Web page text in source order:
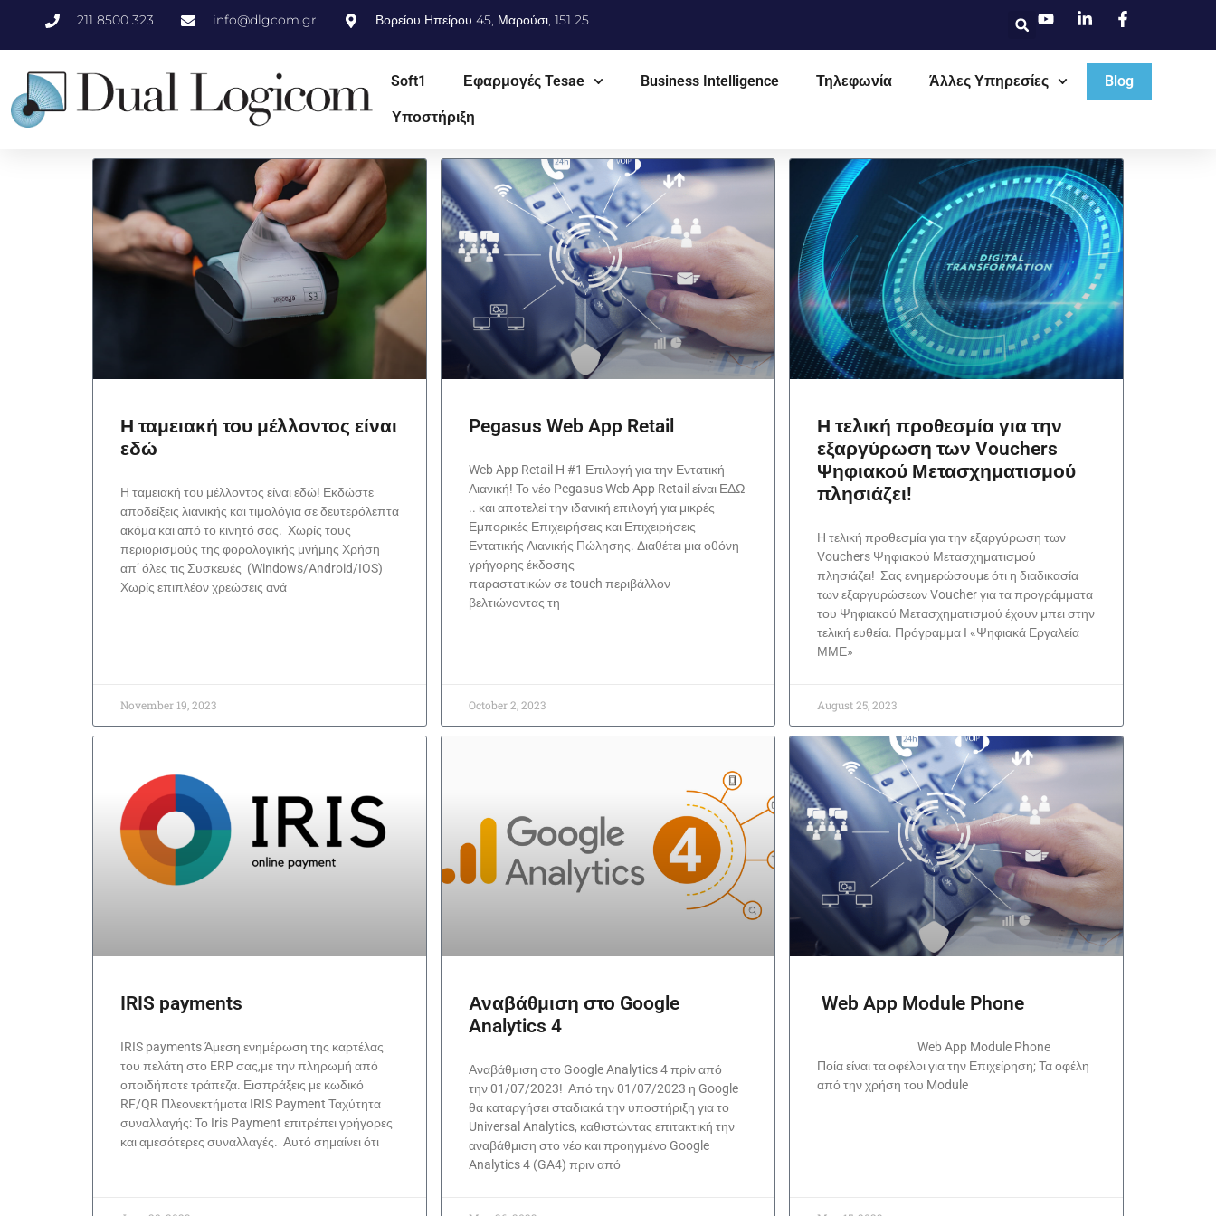
211 8500 323 info@dlgcom.gr Βορείου Ηπείρου 45, Μαρούσι, 151 25
Soft1 Εφαρμογές Tesae Business Intelligence Τηλεφωνία Άλλες Υπηρεσίες Blog
Υποστήριξη
Η ταμειακή του μέλλοντος είναι
εδώ
Η ταμειακή του μέλλοντος είναι εδώ! Εκδώστε
αποδείξεις λιανικής και τιμολόγια σε δευτερόλεπτα
ακόμα και από το κινητό σας. Χωρίς τους
περιορισμούς της φορολογικής μνήμης Χρήση
απ’ όλες τις Συσκευές (Windows/Android/IOS)
Χωρίς επιπλέον χρεώσεις ανά
November 19, 2023
Pegasus Web App Retail
Web App Retail Η #1 Επιλογή για την Εντατική
Λιανική! Το νέο Pegasus Web App Retail είναι ΕΔΩ
.. και αποτελεί την ιδανική επιλογή για μικρές
Εμπορικές Επιχειρήσεις και Επιχειρήσεις
Εντατικής Λιανικής Πώλησης. Διαθέτει μια οθόνη
γρήγορης έκδοσης
παραστατικών σε touch περιβάλλον
βελτιώνοντας τη
October 2, 2023
Η τελική προθεσμία για την
εξαργύρωση των Vouchers
Ψηφιακού Μετασχηματισμού
πλησιάζει!
Η τελική προθεσμία για την εξαργύρωση των
Vouchers Ψηφιακού Μετασχηματισμού
πλησιάζει! Σας ενημερώσουμε ότι η διαδικασία
των εξαργυρώσεων Voucher για τα προγράμματα
του Ψηφιακού Μετασχηματισμού έχουν μπει στην
τελική ευθεία. Πρόγραμμα I «Ψηφιακά Εργαλεία
ΜΜΕ»
August 25, 2023
IRIS payments
IRIS payments Άμεση ενημέρωση της καρτέλας
του πελάτη στο ERP σας,με την πληρωμή από
οποιδήποτε τράπεζα. Εισπράξεις με κωδικό
RF/QR Πλεονεκτήματα IRIS Payment Ταχύτητα
συναλλαγής: Το Iris Payment επιτρέπει γρήγορες
και αμεσότερες συναλλαγές. Αυτό σημαίνει ότι
Αναβάθμιση στο Google
Analytics 4
Αναβάθμιση στο Google Analytics 4 πρίν από
την 01/07/2023! Από την 01/07/2023 η Google
θα καταργήσει σταδιακά την υποστήριξη για το
Universal Analytics, καθιστώντας επιτακτική την
αναβάθμιση στο νέο και προηγμένο Google
Analytics 4 (GA4) πριν από
Web App Module Phone
Web App Module Phone
Ποία είναι τα οφέλοι για την Επιχείρηση; Τα οφέλη
από την χρήση του Module